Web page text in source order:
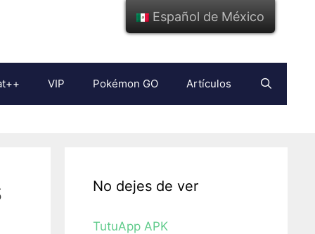
VIP Pokémon GO Artículos
No dejes de ver
TutuApp APK
Español de México